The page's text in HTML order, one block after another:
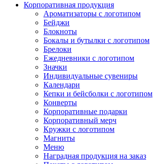
Корпоративная продукция
Ароматизаторы с логотипом
Бейджи
Блокноты
Бокалы и бутылки с логотипом
Брелоки
Ежедневники с логотипом
Значки
Индивидуальные сувениры
Календари
Кепки и бейсболки с логотипом
Конверты
Корпоративные подарки
Корпоративный мерч
Кружки с логотипом
Магниты
Меню
Наградная продукция на заказ